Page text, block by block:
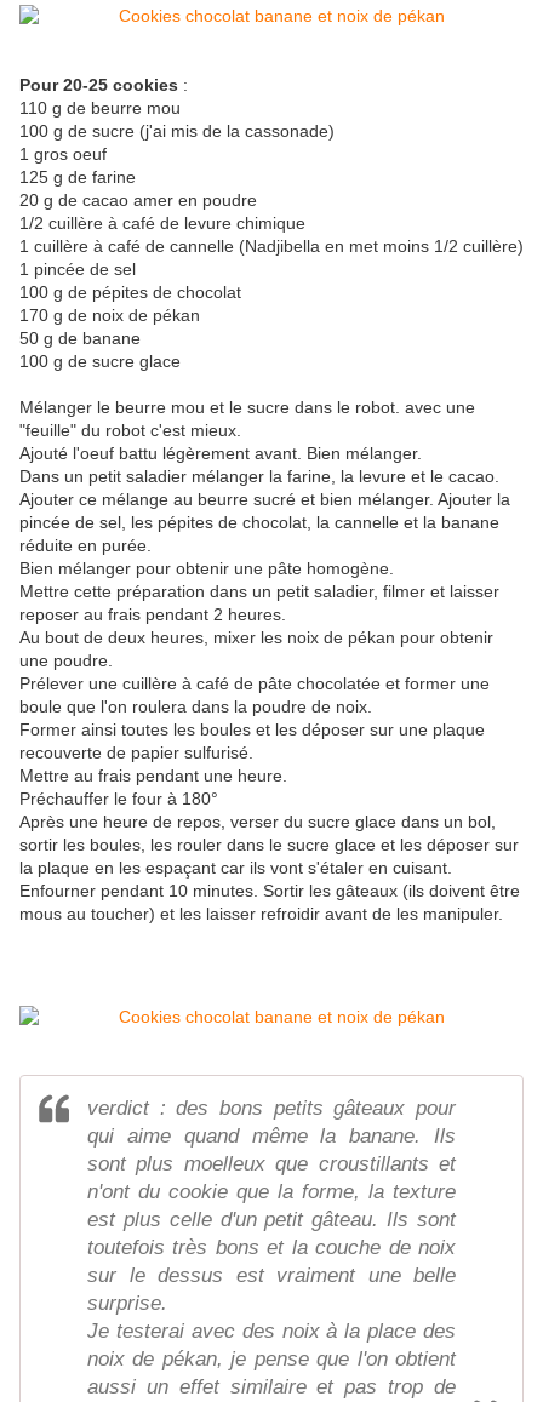
Pour 20-25 cookies :
110 g de beurre mou
100 g de sucre (j'ai mis de la cassonade)
1 gros oeuf
125 g de farine
20 g de cacao amer en poudre
1/2 cuillère à café de levure chimique
1 cuillère à café de cannelle (Nadjibella en met moins 1/2 cuillère)
1 pincée de sel
100 g de pépites de chocolat
170 g de noix de pékan
50 g de banane
100 g de sucre glace
Mélanger le beurre mou et le sucre dans le robot. avec une
"feuille" du robot c'est mieux.
Ajouté l'oeuf battu légèrement avant. Bien mélanger.
Dans un petit saladier mélanger la farine, la levure et le cacao.
Ajouter ce mélange au beurre sucré et bien mélanger. Ajouter la
pincée de sel, les pépites de chocolat, la cannelle et la banane
réduite en purée.
Bien mélanger pour obtenir une pâte homogène.
Mettre cette préparation dans un petit saladier, filmer et laisser
reposer au frais pendant 2 heures.
Au bout de deux heures, mixer les noix de pékan pour obtenir
une poudre.
Prélever une cuillère à café de pâte chocolatée et former une
boule que l'on roulera dans la poudre de noix.
Former ainsi toutes les boules et les déposer sur une plaque
recouverte de papier sulfurisé.
Mettre au frais pendant une heure.
Préchauffer le four à 180°
Après une heure de repos, verser du sucre glace dans un bol,
sortir les boules, les rouler dans le sucre glace et les déposer sur
la plaque en les espaçant car ils vont s'étaler en cuisant.
Enfourner pendant 10 minutes. Sortir les gâteaux (ils doivent être
mous au toucher) et les laisser refroidir avant de les manipuler.
verdict : des bons petits gâteaux pour
qui aime quand même la banane. Ils
sont plus moelleux que croustillants et
n'ont du cookie que la forme, la texture
est plus celle d'un petit gâteau. Ils sont
toutefois très bons et la couche de noix
sur le dessus est vraiment une belle
surprise.
Je testerai avec des noix à la place des
noix de pékan, je pense que l'on obtient
aussi un effet similaire et pas trop de